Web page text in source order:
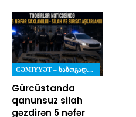
CƏMIYYƏT – ᲡᲐᲖᲝᲒᲐᲓᲝᲔᲑᲐ
Gürcüstanda
qanunsuz silah
gəzdirən 5 nəfər